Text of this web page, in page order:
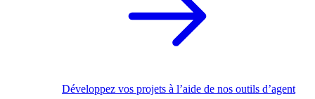
Développez vos projets à l’aide de nos outils d’agent